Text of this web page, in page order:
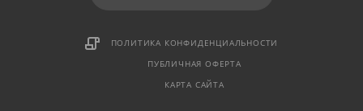
ПОЛИТИКА КОНФИДЕНЦИАЛЬНОСТИ
ПУБЛИЧНАЯ ОФЕРТА
КАРТА САЙТА